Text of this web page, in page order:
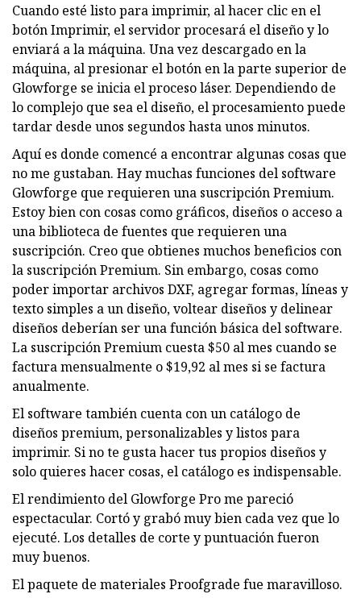
Cuando esté listo para imprimir, al hacer clic en el
botón Imprimir, el servidor procesará el diseño y lo
enviará a la máquina. Una vez descargado en la
máquina, al presionar el botón en la parte superior de
Glowforge se inicia el proceso láser. Dependiendo de
lo complejo que sea el diseño, el procesamiento puede
tardar desde unos segundos hasta unos minutos.
Aquí es donde comencé a encontrar algunas cosas que
no me gustaban. Hay muchas funciones del software
Glowforge que requieren una suscripción Premium.
Estoy bien con cosas como gráficos, diseños o acceso a
una biblioteca de fuentes que requieren una
suscripción. Creo que obtienes muchos beneficios con
la suscripción Premium. Sin embargo, cosas como
poder importar archivos DXF, agregar formas, líneas y
texto simples a un diseño, voltear diseños y delinear
diseños deberían ser una función básica del software.
La suscripción Premium cuesta $50 al mes cuando se
factura mensualmente o $19,92 al mes si se factura
anualmente.
El software también cuenta con un catálogo de
diseños premium, personalizables y listos para
imprimir. Si no te gusta hacer tus propios diseños y
solo quieres hacer cosas, el catálogo es indispensable.
El rendimiento del Glowforge Pro me pareció
espectacular. Cortó y grabó muy bien cada vez que lo
ejecuté. Los detalles de corte y puntuación fueron
muy buenos.
El paquete de materiales Proofgrade fue maravilloso.